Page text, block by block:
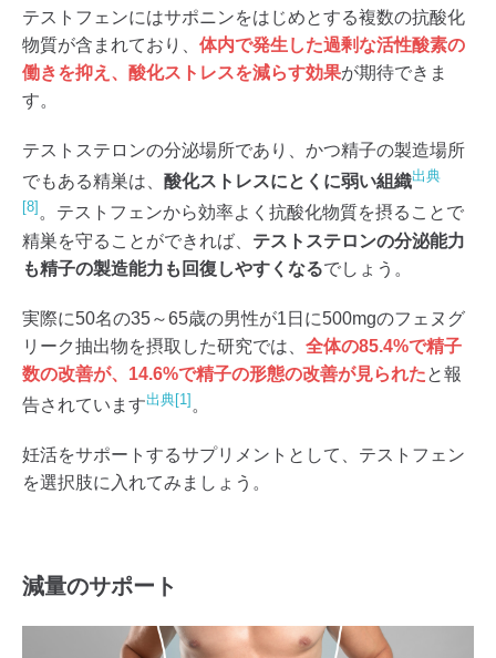
テストフェンにはサポニンをはじめとする複数の抗酸化
物質が含まれており、 体内で発生した過剰な活性酸素の
働きを抑え、酸化ストレスを減らす効果が期待できま
す。
テストステロンの分泌場所であり、かつ精子の製造場所
でもある精巣は、 酸化ストレスにとくに弱い組織出典
[8] 。テストフェンから効率よく抗酸化物質を摂ることで
精巣を守ることができれば、 テストステロンの分泌能力
も精子の製造能力も回復しやすくなるでしょう。
実際に50名の35～65歳の男性が1日に500mgのフェヌグ
リーク抽出物を摂取した研究では、 全体の85.4%で精子
数の改善が、14.6%で精子の形態の改善が見られたと報
告されています出典[1] 。
妊活をサポートするサプリメントとして、テストフェン
を選択肢に入れてみましょう。
減量のサポート